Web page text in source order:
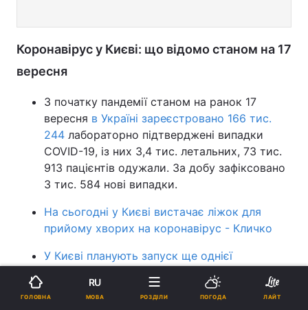
Коронавірус у Києві: що відомо станом на 17
вересня
З початку пандемії станом на ранок 17
вересня в Україні зареєстровано 166 тис.
244 лабораторно підтверджені випадки
COVID-19, із них 3,4 тис. летальних, 73 тис.
913 пацієнтів одужали. За добу зафіксовано
3 тис. 584 нові випадки.
На сьогодні у Києві вистачає ліжок для
прийому хворих на коронавірус - Кличко
У Києві планують запуск ще однієї
лабораторії для дослідження тестів на
COVID-19
ГОЛОВНА
RU
МОВА РОЗДІЛИ ПОГОДА ЛАЙТ